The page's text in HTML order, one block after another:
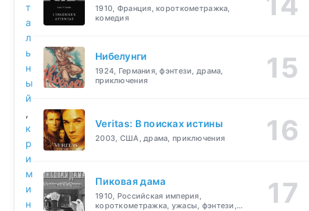
т
а
л
ь
н
ы
й
,
к
р
и
м
и
н
1910, Франция, короткометражка,
комедия
Нибелунги
1924, Германия, фэнтези, драма,
приключения
Veritas: В поисках истины
2003, США, драма, приключения
Пиковая дама
1910, Российская империя,
короткометражка, ужасы, фэнтези,